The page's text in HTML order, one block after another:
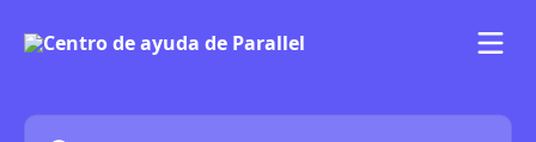
Buscar artículos...